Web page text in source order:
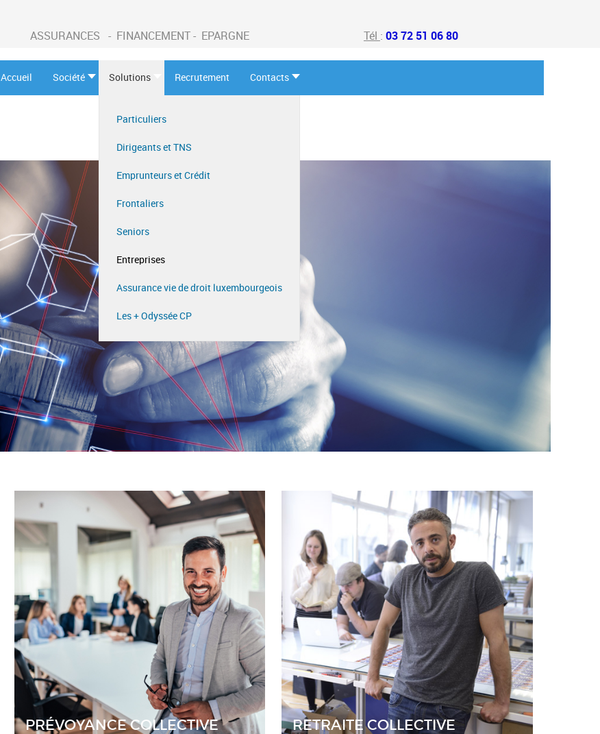
ASSURANCES - FINANCEMENT - EPARGNE Tél : 03 72 51 06 80
Accueil Société Solutions
Particuliers
Dirigeants et TNS
Emprunteurs et Crédit
Frontaliers
Seniors
Entreprises
Assurance vie de droit luxembourgeois
Les + Odyssée CP
Recrutement Contacts
PRÉVOYANCE COLLECTIVE RETRAITE COLLECTIVE